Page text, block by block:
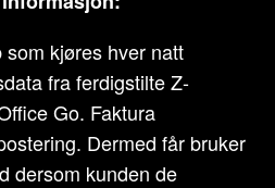
kjøres hver natt
fra ferdigstilte Z-
Go. Faktura
Dermed får bruker
dersom kunden de